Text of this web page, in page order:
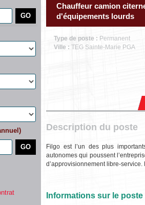
Chauffeur camion
d'équipements lourds
Type de poste : Permanent
Ville : TEG Sainte-Marie PGA
Description du poste
Filgo est l’un des plus
autonomes qui poussent
d’approvisionnement libre-
Informations sur le poste